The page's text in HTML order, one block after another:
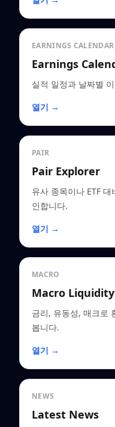
EARNINGS CALENDAR
Earnings
실적 일정과 날짜별
열기 →
PAIR
Pair Explorer
유사 종목이나 ETF
인합니다.
열기 →
MACRO
Macro Liquidity
금리, 유동성, 매크로
봅니다.
열기 →
NEWS
Latest News